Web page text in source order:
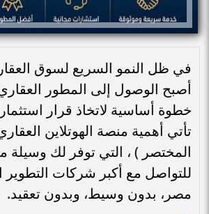
في ظل النمو السريع لسوق
أصبح الوصول إلى المطور
خطوة أساسية لاتخاذ قرار
تأتي أهمية منصة الهوتلاين
المختصر ) ، التي توفر لك وسيلة
للتواصل مع أكبر شركات التطوير
مصر، بدون وسيط، وبدون تعقيد.